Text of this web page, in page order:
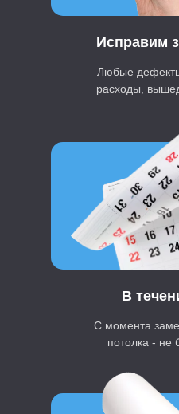
Исправим
Любые
расходы,
В
С момента
потолка - не